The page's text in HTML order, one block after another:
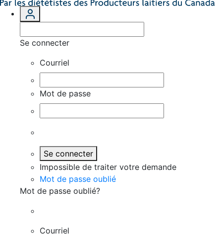
Se connecter
Courriel
Mot de passe
Se connecter
Impossible de traiter votre demande
Mot de passe oublié
Mot de passe oublié?
Courriel